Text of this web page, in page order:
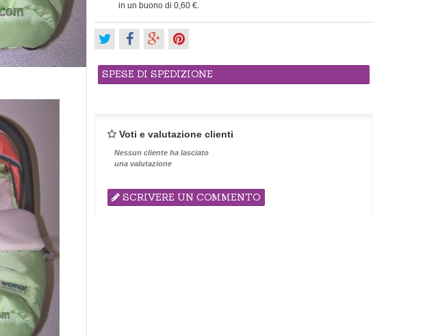
in un buono di 0,60 €.
SPESE DI SPEDIZIONE
Voti e valutazione clienti
Nessun cliente ha lasciato
una valutazione
SCRIVERE UN COMMENTO